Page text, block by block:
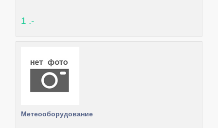
1 .-
Метеооборудование